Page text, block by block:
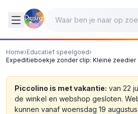
Home›Educatief speelgoed›
Expeditieboekje zonder clip: Kleine zeedier
Piccolino is met vakantie: van 22
de winkel en webshop gesloten.
kunnen vanaf woensdag 19